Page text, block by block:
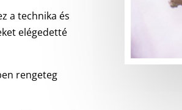
a technika és
elégedetté
rengeteg